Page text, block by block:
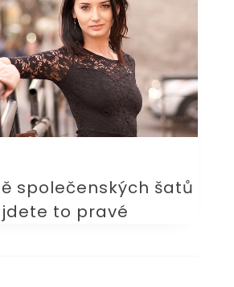
společenských šatů
to pravé